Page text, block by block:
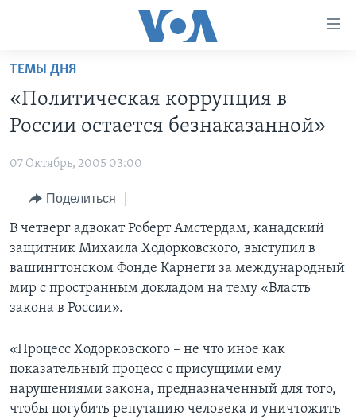
Перейти
основной
контент
навигации
Перейти
поиск
НОВОСТИ ЗА МИНУТУ
ИТОГИ
ПОЧЕМУ ЭТО ВАЖНО?
ДИСКУССИЯ VOA
ДЕТАЛИ
НЬЮ-ЙОРК NEW YORK
АМЕРИКА. БОЛЬШОЕ ПУТЕШЕСТВИЕ
УЧИМ АНГЛИЙСКИЙ
НАША АМЕРИКАНСКАЯ ИСТОРИЯ
А КАК В АМЕРИКЕ?
АРТЕФАКТЫ
АМЕРИКАНСКИЕ ГОРОДКИ
ТЕСТЫ
ЭКСПЕРТИЗА
ИНТЕРВЬЮ
ФАКТЫ ПРОТИВ ФЕЙКОВ
ЗА СВОБОДУ ПРЕССЫ
УЧИМ АНГЛИЙСКИЙ
ВИДЕО
ПОДПИСКА НА НОВОСТИ
Learning English
ТЕМЫ ДНЯ
«Политическая коррупция в
России остается безнаказанной»
07 Октябрь, 2005 03:00
Поделиться
В четверг адвокат Роберт Амстердам, канадский
защитник Михаила Ходорковского, выступил в
вашингтонском Фонде Карнеги за международный
мир с пространным докладом на тему «Власть
закона в России».
«Процесс Ходорковского – не что иное как
показательный процесс с присущими ему
нарушениями закона, предназначенный для того,
чтобы погубить репутацию человека и уничтожить